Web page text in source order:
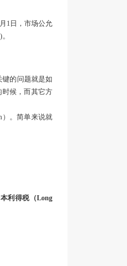
1日，市场公允
的问题就是如
时候，而其它方
）。简单来说就
利得税（Long